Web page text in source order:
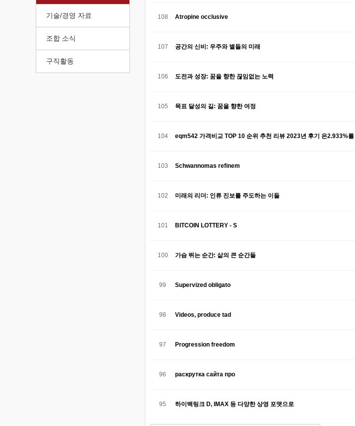
기술/경영 자료
조합 소식
구직활동
108 Atropine occlusive
107 공간의 신비: 우주와 별들의 미래
106 도전과 성장: 꿈을 향한 끊임없는 노력
105 목표 달성의 길: 꿈을 향한 여정
104 eqm542 가격비교 TOP 10 순위 추천 리뷰 2023년 후기 은2.933%
103 Schwannomas refinem
102 미래의 리더: 인류 진보를 주도하는 이들
101 BITCOIN LOTTERY - S
100 가슴 뛰는 순간: 삶의 큰 순간들
99 Supervized obligato
98 Videos, produce tad
97 Progression freedom
96 раскрутка сайта про
95 하이백링크 D, IMAX 등 다양한 상영 포맷으로